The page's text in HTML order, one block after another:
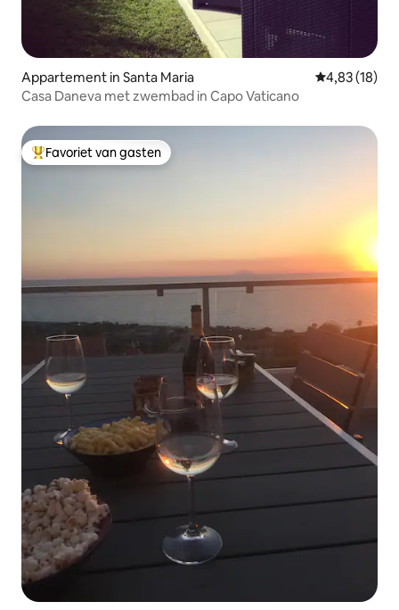
Appartement in Santa Maria Gemiddelde
4,83 (18)
Casa Daneva met zwembad in Capo Vaticano
Topfavoriet van gasten
Favoriet van gasten